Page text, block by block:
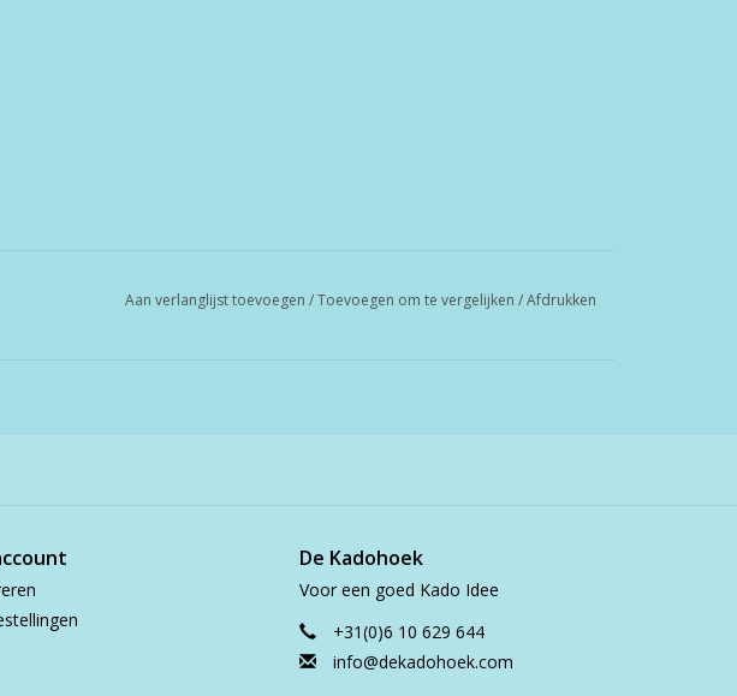
Aan verlanglijst toevoegen /Toevoegen om te vergelijken /Afdrukken
De Kadohoek
Voor een goed Kado Idee
+31(0)6 10 629 644
info@dekadohoek.com